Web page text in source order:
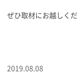
ぜひ取材にお越しくだ
2019.08.08